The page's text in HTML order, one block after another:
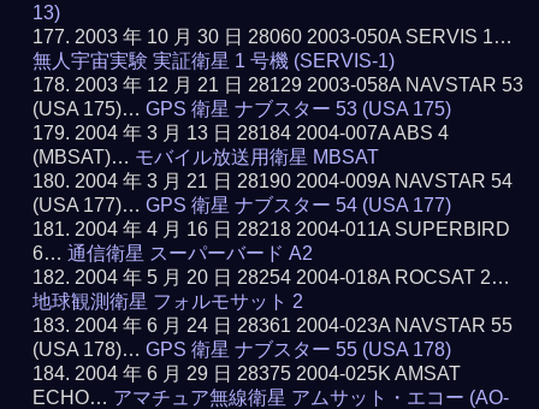
13)
2003 年 10 月 30 日 28060 2003-050A SERVIS 1…
無人宇宙実験 実証衛星 1 号機 (SERVIS-1)
2003 年 12 月 21 日 28129 2003-058A NAVSTAR 53
(USA 175)…GPS 衛星 ナブスター 53 (USA 175)
2004 年 3 月 13 日 28184 2004-007A ABS 4
(MBSAT)… モバイル放送用衛星 MBSAT
2004 年 3 月 21 日 28190 2004-009A NAVSTAR 54
(USA 177)…GPS 衛星 ナブスター 54 (USA 177)
2004 年 4 月 16 日 28218 2004-011A SUPERBIRD
6…通信衛星 スーパーバード A2
2004 年 5 月 20 日 28254 2004-018A ROCSAT 2…
地球観測衛星 フォルモサット 2
2004 年 6 月 24 日 28361 2004-023A NAVSTAR 55
(USA 178)…GPS 衛星 ナブスター 55 (USA 178)
2004 年 6 月 29 日 28375 2004-025K AMSAT
ECHO… アマチュア無線衛星 アムサット・エコー (AO-